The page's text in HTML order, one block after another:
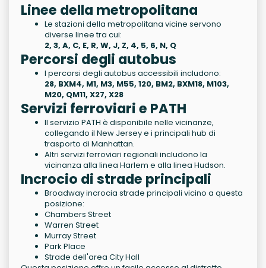
Linee della metropolitana
Le stazioni della metropolitana vicine servono
diverse linee tra cui:
2, 3, A, C, E, R, W, J, Z, 4, 5, 6, N, Q
Percorsi degli autobus
I percorsi degli autobus accessibili includono:
28, BXM4, M1, M3, M55, 120, BM2, BXM18, M103,
M20, QM11, X27, X28
Servizi ferroviari e PATH
Il servizio PATH è disponibile nelle vicinanze,
collegando il New Jersey e i principali hub di
trasporto di Manhattan.
Altri servizi ferroviari regionali includono la
vicinanza alla linea Harlem e alla linea Hudson.
Incrocio di strade principali
Broadway incrocia strade principali vicino a questa
posizione:
Chambers Street
Warren Street
Murray Street
Park Place
Strade dell'area City Hall